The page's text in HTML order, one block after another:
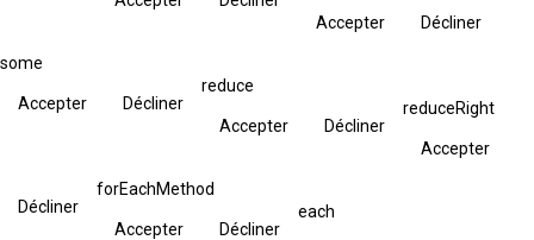
Accepter
Décliner
some
Accepter Décliner
reduce
Accepter Décliner
reduceRight
Accepter
Décliner
forEachMethod
Accepter Décliner
each